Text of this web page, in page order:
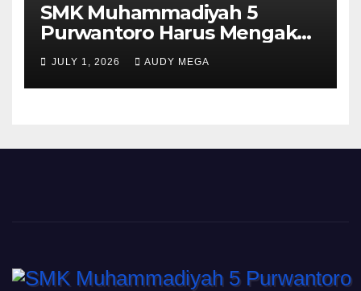
SMK Muhammadiyah 5
Purwantoro Harus Mengakui
Keunggulan Galasiswa
Slogohimo di Ajang Sinergi
Jetak (Sinje) Minisoccer 2
JULY 1, 2026 AUDY MEGA